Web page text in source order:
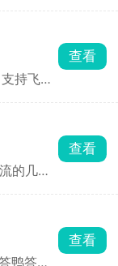
新体
属功
持飞
无障
个词什
、生
查看
的几个
音到性
造独一
仅能找
查看
鸭答，
查看